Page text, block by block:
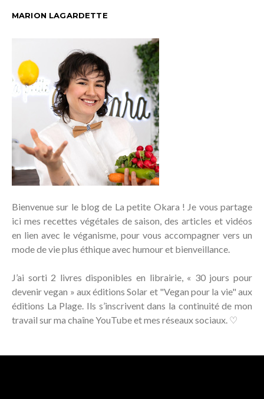
MARION LAGARDETTE
Bienvenue sur le blog de La petite Okara ! Je vous partage
ici mes recettes végétales de saison, des articles et vidéos
en lien avec le véganisme, pour vous accompagner vers un
mode de vie plus éthique avec humour et bienveillance.
J’ai sorti 2 livres disponibles en librairie, « 30 jours pour
devenir vegan » aux éditions Solar et "Vegan pour la vie" aux
éditions La Plage. Ils s’inscrivent dans la continuité de mon
travail sur ma chaîne YouTube et mes réseaux sociaux. ♡